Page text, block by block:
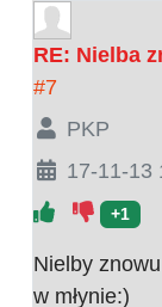
RE: Nielba
#7
PKP
17-11-13
+1
Nielby
w młynie:)